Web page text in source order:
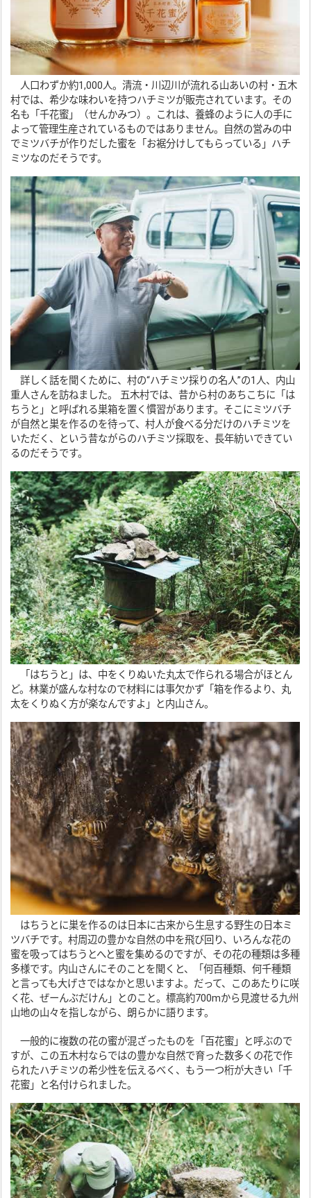
人口わずか約1,000人。清流・川辺川が流れる山あいの村・五木
村では、希少な味わいを持つハチミツが販売されています。その
名も「千花蜜」（せんかみつ）。これは、養蜂のように人の手に
よって管理生産されているものではありません。自然の営みの中
でミツバチが作りだした蜜を「お裾分けしてもらっている」ハチ
ミツなのだそうです。
詳しく話を聞くために、村の“ハチミツ採りの名人”の1人、内山
重人さんを訪ねました。 五木村では、昔から村のあちこちに「は
ちうと」と呼ばれる巣箱を置く慣習があります。そこにミツバチ
が自然と巣を作るのを待って、村人が食べる分だけのハチミツを
いただく、という昔ながらのハチミツ採取を、長年紡いできてい
るのだそうです。
「はちうと」は、中をくりぬいた丸太で作られる場合がほとん
ど。林業が盛んな村なので材料には事欠かず「箱を作るより、丸
太をくりぬく方が楽なんですよ」と内山さん。
はちうとに巣を作るのは日本に古来から生息する野生の日本ミ
ツバチです。村周辺の豊かな自然の中を飛び回り、いろんな花の
蜜を吸ってはちうとへと蜜を集めるのですが、その花の種類は多種
多様です。内山さんにそのことを聞くと、「何百種類、何千種類
と言っても大げさではなかと思いますよ。だって、このあたりに咲
く花、ぜーんぶだけん」とのこと。標高約700mから見渡せる九州
山地の山々を指しながら、朗らかに語ります。
一般的に複数の花の蜜が混ざったものを「百花蜜」と呼ぶので
すが、この五木村ならではの豊かな自然で育った数多くの花で作
られたハチミツの希少性を伝えるべく、もう一つ桁が大きい「千
花蜜」と名付けられました。